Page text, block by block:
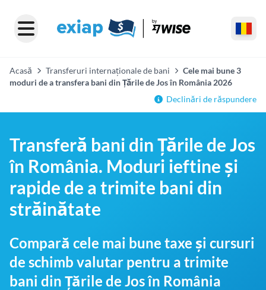
Acasă Transferuri internaționale de bani
Cele mai bune 3
moduri de a transfera bani din Țările de Jos în România 2026
Declinări de răspundere
Transferă bani din Țările de Jos
în România. Moduri ieftine și
rapide de a trimite bani din
străinătate
Compară cele mai bune taxe și cursuri
de schimb valutar pentru a trimite
bani din Țările de Jos în România